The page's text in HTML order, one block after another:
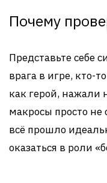
Почему
Представьте себе
врага в игре, кто-
как герой, нажали
макросы просто не
всё прошло
оказаться в роли